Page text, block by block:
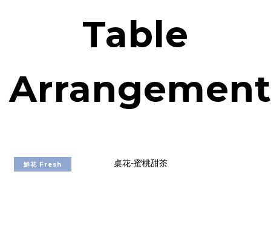
Table
鮮花 Fresh